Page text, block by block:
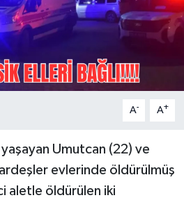
A- A+
Umutcan (22) ve
evlerinde öldürülmüş
aletle öldürülen iki